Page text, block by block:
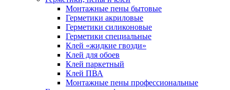
Монтажные пены бытовые
Герметики акриловые
Герметики силиконовые
Герметики специальные
Клей «жидкие гвозди»
Клей для обоев
Клей паркетный
Клей ПВА
Монтажные пены профессиональные